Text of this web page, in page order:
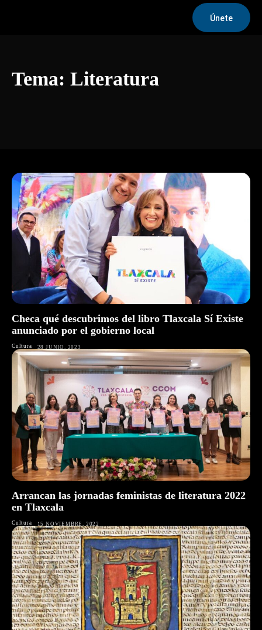
Únete
Tema: Literatura
Checa qué descubrimos del libro Tlaxcala Sí Existe
anunciado por el gobierno local
Cultura 28 JUNIO, 2023
Arrancan las jornadas feministas de literatura 2022
en Tlaxcala
Cultura 15 NOVIEMBRE, 2022